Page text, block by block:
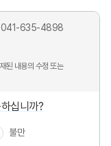
041-635-4898
된 내용의 수정 또는
십니까?
불만